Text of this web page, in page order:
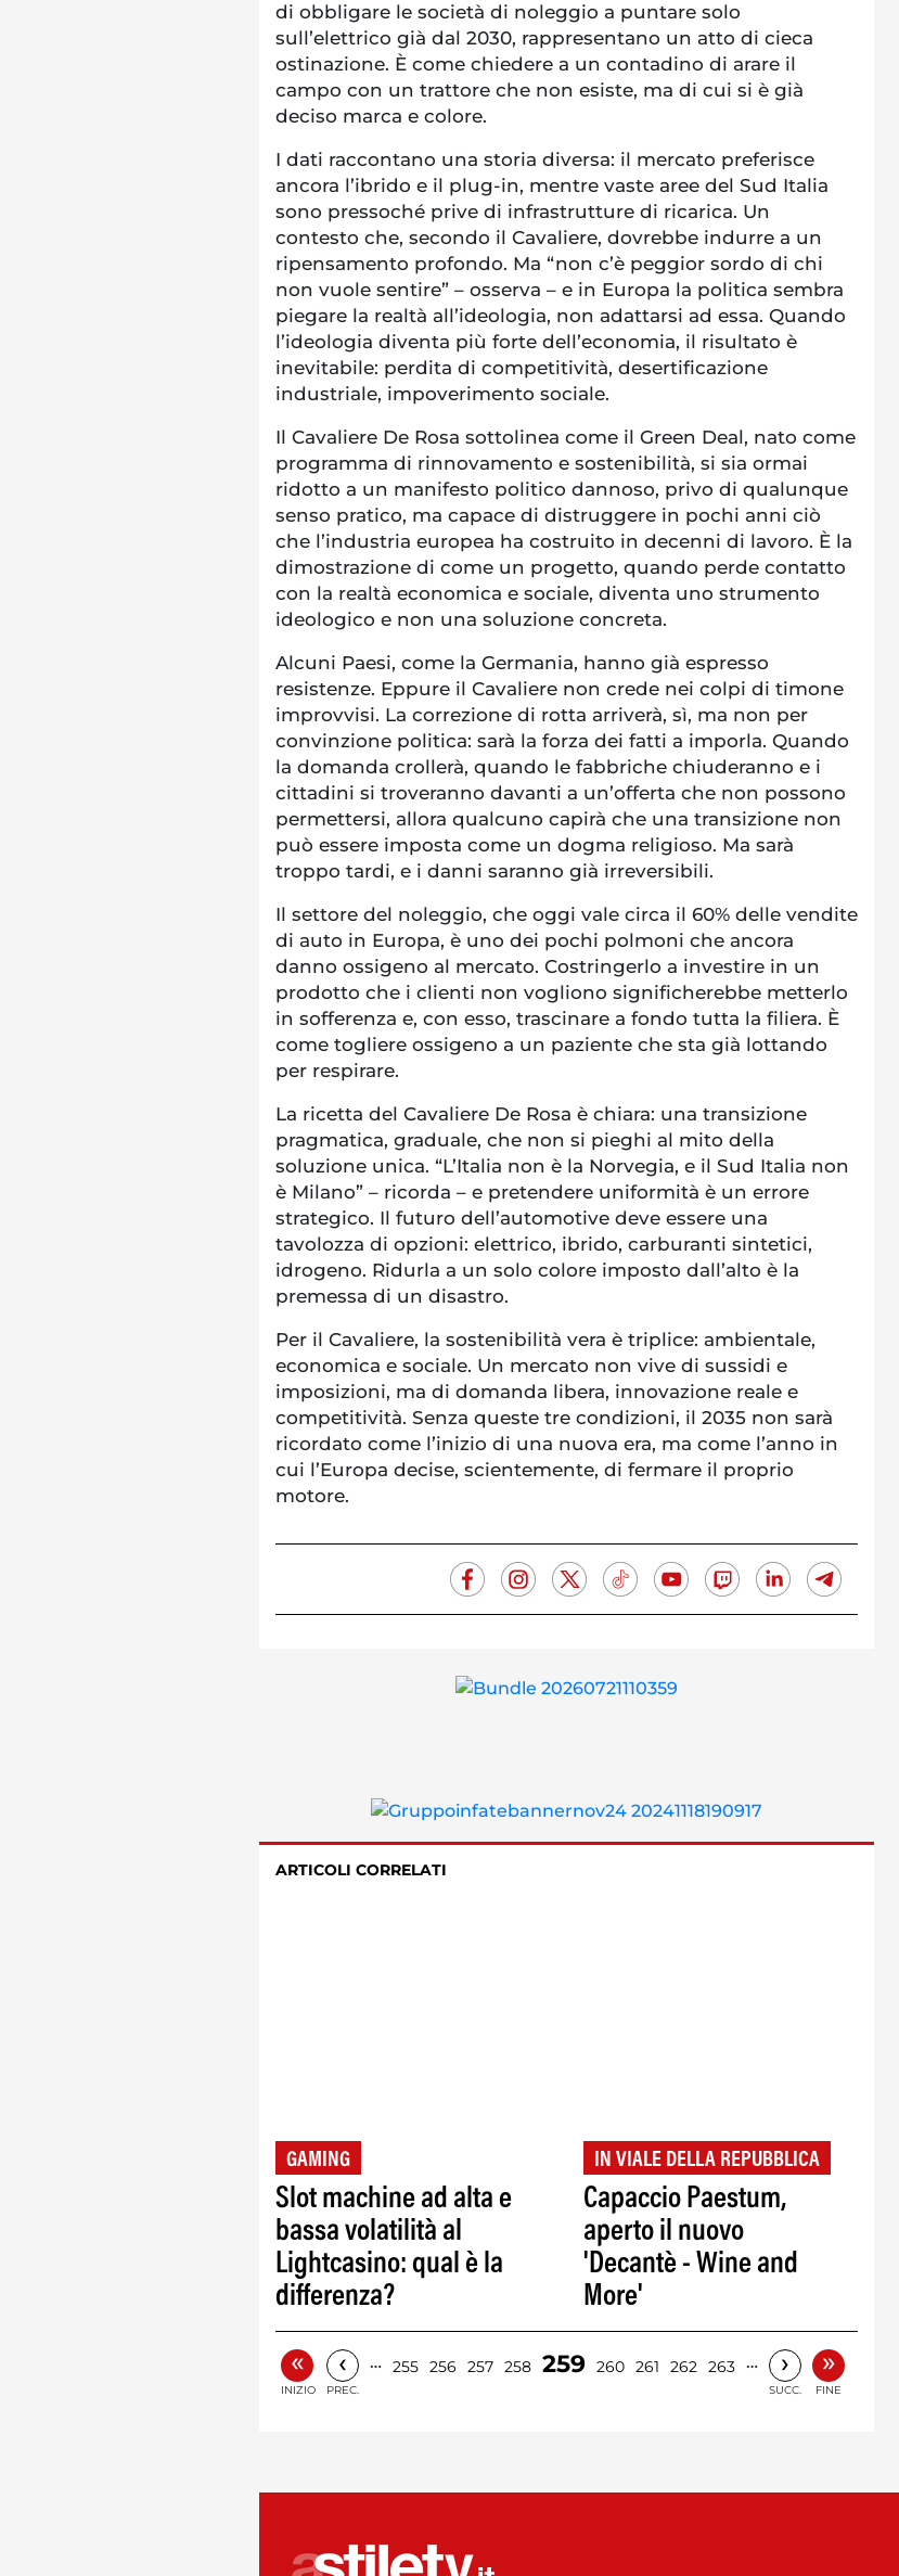
di obbligare le società di noleggio a puntare solo
sull’elettrico già dal 2030, rappresentano un atto di cieca
ostinazione. È come chiedere a un contadino di arare il
campo con un trattore che non esiste, ma di cui si è già
deciso marca e colore.
I dati raccontano una storia diversa: il mercato preferisce
ancora l’ibrido e il plug-in, mentre vaste aree del Sud Italia
sono pressoché prive di infrastrutture di ricarica. Un
contesto che, secondo il Cavaliere, dovrebbe indurre a un
ripensamento profondo. Ma “non c’è peggior sordo di chi
non vuole sentire” – osserva – e in Europa la politica sembra
piegare la realtà all’ideologia, non adattarsi ad essa. Quando
l’ideologia diventa più forte dell’economia, il risultato è
inevitabile: perdita di competitività, desertificazione
industriale, impoverimento sociale.
Il Cavaliere De Rosa sottolinea come il Green Deal, nato come
programma di rinnovamento e sostenibilità, si sia ormai
ridotto a un manifesto politico dannoso, privo di qualunque
senso pratico, ma capace di distruggere in pochi anni ciò
che l’industria europea ha costruito in decenni di lavoro. È la
dimostrazione di come un progetto, quando perde contatto
con la realtà economica e sociale, diventa uno strumento
ideologico e non una soluzione concreta.
Alcuni Paesi, come la Germania, hanno già espresso
resistenze. Eppure il Cavaliere non crede nei colpi di timone
improvvisi. La correzione di rotta arriverà, sì, ma non per
convinzione politica: sarà la forza dei fatti a imporla. Quando
la domanda crollerà, quando le fabbriche chiuderanno e i
cittadini si troveranno davanti a un’offerta che non possono
permettersi, allora qualcuno capirà che una transizione non
può essere imposta come un dogma religioso. Ma sarà
troppo tardi, e i danni saranno già irreversibili.
Il settore del noleggio, che oggi vale circa il 60% delle vendite
di auto in Europa, è uno dei pochi polmoni che ancora
danno ossigeno al mercato. Costringerlo a investire in un
prodotto che i clienti non vogliono significherebbe metterlo
in sofferenza e, con esso, trascinare a fondo tutta la filiera. È
come togliere ossigeno a un paziente che sta già lottando
per respirare.
La ricetta del Cavaliere De Rosa è chiara: una transizione
pragmatica, graduale, che non si pieghi al mito della
soluzione unica. “L’Italia non è la Norvegia, e il Sud Italia non
è Milano” – ricorda – e pretendere uniformità è un errore
strategico. Il futuro dell’automotive deve essere una
tavolozza di opzioni: elettrico, ibrido, carburanti sintetici,
idrogeno. Ridurla a un solo colore imposto dall’alto è la
premessa di un disastro.
Per il Cavaliere, la sostenibilità vera è triplice: ambientale,
economica e sociale. Un mercato non vive di sussidi e
imposizioni, ma di domanda libera, innovazione reale e
competitività. Senza queste tre condizioni, il 2035 non sarà
ricordato come l’inizio di una nuova era, ma come l’anno in
cui l’Europa decise, scientemente, di fermare il proprio
motore.
ARTICOLI CORRELATI
GAMING
Slot machine ad alta e
bassa volatilità al
Lightcasino: qual è la
differenza?
IN VIALE DELLA REPUBBLICA
Capaccio Paestum,
aperto il nuovo
'Decantè - Wine and
More'
«
INIZIO
‹
PREC.
… 255 256 257 258 259 260 261 262 263 … ›
SUCC.
»
FINE